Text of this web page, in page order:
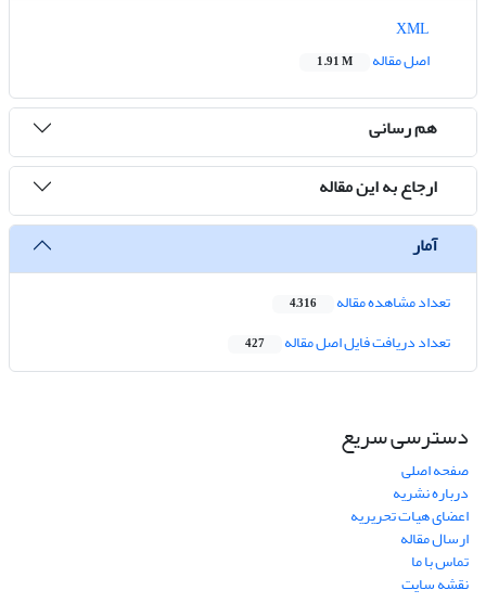
اصل مقاله
1.91 M
هم رسانی
ارجاع به این مقاله
آمار
تعداد مشاهده مقاله 4,316
تعداد دریافت فایل اصل مقاله 427
دسترسی سریع
صفحه اصلی
درباره نشریه
اعضای هیات تحریریه
ارسال مقاله
تماس با ما
نقشه سایت